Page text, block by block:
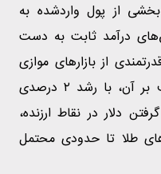
از پول واردشده به
درآمد ثابت به دست
از بازار‌های موازی
وارد تالار سهام شده باشد. مضاف بر آن، با رشد ۲ درصدی
دلار در نقاط ارزنده،
طلا تا حدودی محتمل